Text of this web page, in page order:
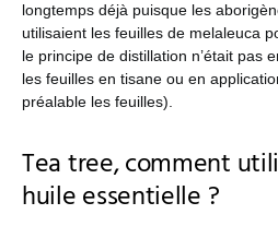
longtemps déjà puisque les
utilisaient les feuilles de melaleuca
le principe de distillation n’était pas
les feuilles en tisane ou en
préalable les feuilles).
Tea tree, comment
huile essentielle ?